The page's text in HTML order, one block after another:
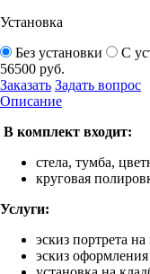
Установка
Без установки
С
56500 руб.
Заказать Задать вопрос
Описание
В комплект входит:
стела, тумба,
круговая
Услуги:
эскиз портрета
эскиз